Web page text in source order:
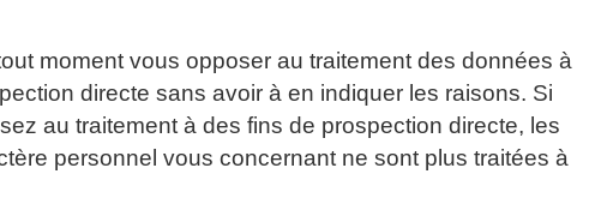
moment vous opposer au traitement des données à
directe sans avoir à en indiquer les raisons. Si
au traitement à des fins de prospection directe, les
personnel vous concernant ne sont plus traitées à